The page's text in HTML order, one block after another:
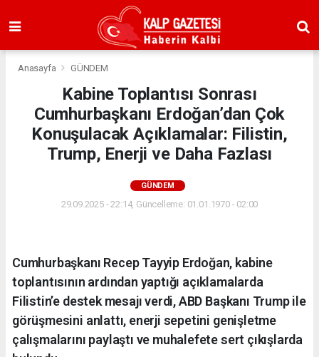
Anasayfa GÜNDEM
Kabine Toplantısı Sonrası
Cumhurbaşkanı Erdoğan’dan Çok
Konuşulacak Açıklamalar: Filistin,
Trump, Enerji ve Daha Fazlası
GÜNDEM
29.09.2025 - 22:14, Güncelleme: 01.01.1970 - 02:00
Cumhurbaşkanı Recep Tayyip Erdoğan, kabine
toplantısının ardından yaptığı açıklamalarda
Filistin’e destek mesajı verdi, ABD Başkanı Trump ile
görüşmesini anlattı, enerji sepetini genişletme
çalışmalarını paylaştı ve muhalefete sert çıkışlarda